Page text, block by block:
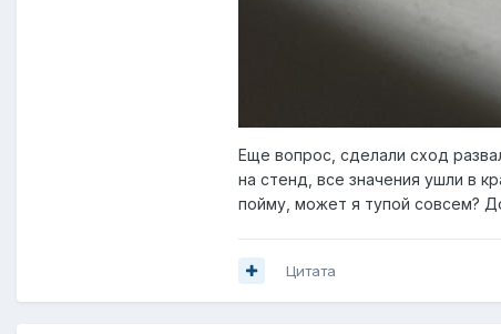
Еще вопрос, сделали сход
на стенд, все значения ушли в
пойму, может я тупой совсем?
Цитата